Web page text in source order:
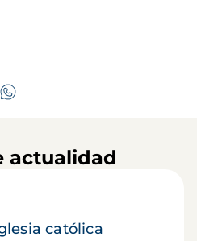
actualidad
católica